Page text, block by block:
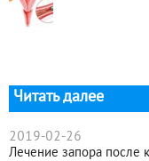
Читать далее
2019-02-26
Лечение запора после